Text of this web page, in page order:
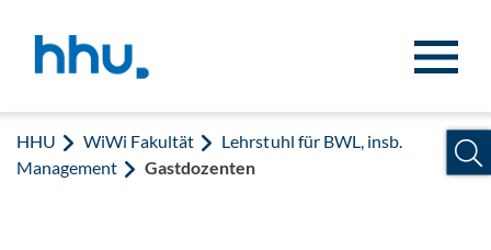
HHU WiWi Fakultät
Lehrstuhl für BWL, insb.
Management
Gastdozenten